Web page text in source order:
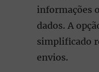
informações
dados. A
simplificado
envios.